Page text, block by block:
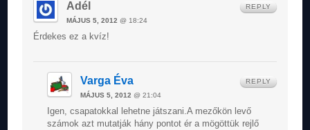
Adél
MÁJUS 5, 2012 @ 18:24
Érdekes ez a kvíz!
REPLY
Varga Éva
MÁJUS 5, 2012 @ 21:04
Igen, csapatokkal lehetne játszani.A mezőkön levő
számok azt mutatják hány pontot ér a mögöttük rejlő
REPLY